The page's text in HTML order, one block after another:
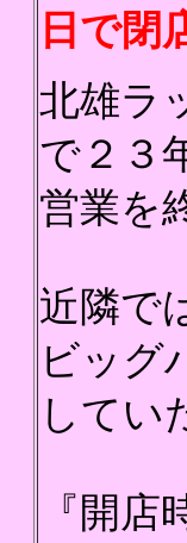
日で閉
北雄ラ
で２３
営業を
近隣で
ビッグ
してい
『開